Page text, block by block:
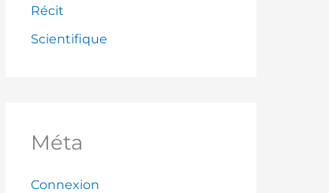
Récit
Scientifique
Méta
Connexion